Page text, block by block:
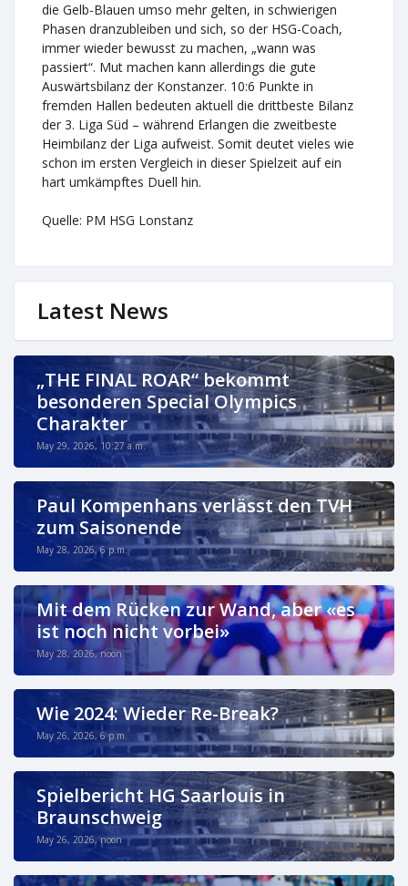
die Gelb-Blauen umso mehr gelten, in schwierigen
Phasen dranzubleiben und sich, so der HSG-Coach,
immer wieder bewusst zu machen, „wann was
passiert“. Mut machen kann allerdings die gute
Auswärtsbilanz der Konstanzer. 10:6 Punkte in
fremden Hallen bedeuten aktuell die drittbeste Bilanz
der 3. Liga Süd – während Erlangen die zweitbeste
Heimbilanz der Liga aufweist. Somit deutet vieles wie
schon im ersten Vergleich in dieser Spielzeit auf ein
hart umkämpftes Duell hin.
Quelle: PM HSG Lonstanz
Latest News
„THE FINAL ROAR“ bekommt
besonderen Special Olympics
Charakter
May 29, 2026, 10:27 a.m.
Paul Kompenhans verlässt den TVH
zum Saisonende
May 28, 2026, 6 p.m.
Mit dem Rücken zur Wand, aber «es
ist noch nicht vorbei»
May 28, 2026, noon
Wie 2024: Wieder Re-Break?
May 26, 2026, 6 p.m.
Spielbericht HG Saarlouis in
Braunschweig
May 26, 2026, noon